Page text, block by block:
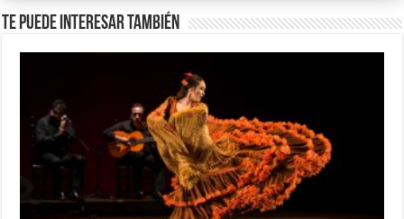
Te puede interesar también